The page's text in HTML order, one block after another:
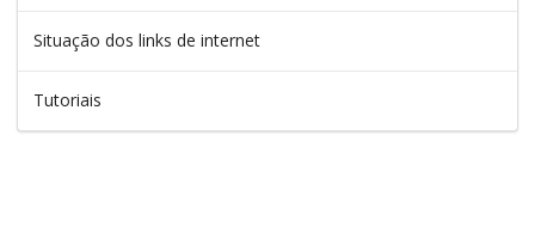
Situação dos links de internet
Tutoriais